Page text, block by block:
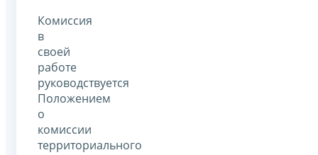
Комиссия
в
своей
работе
руководствуется
Положением
о
комиссии
территориального